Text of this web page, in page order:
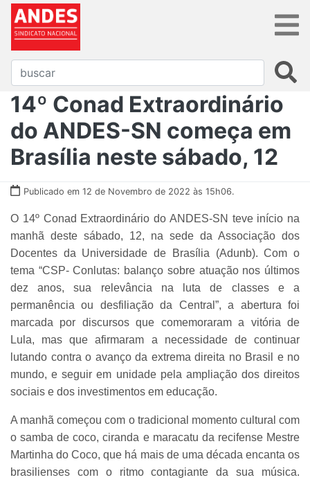
14º Conad Extraordinário
do ANDES-SN começa em
Brasília neste sábado, 12
Publicado em 12 de Novembro de 2022 às 15h06.
O 14º Conad Extraordinário do ANDES-SN teve início na
manhã deste sábado, 12, na sede da Associação dos
Docentes da Universidade de Brasília (Adunb). Com o
tema “CSP- Conlutas: balanço sobre atuação nos últimos
dez anos, sua relevância na luta de classes e a
permanência ou desfiliação da Central”, a abertura foi
marcada por discursos que comemoraram a vitória de
Lula, mas que afirmaram a necessidade de continuar
lutando contra o avanço da extrema direita no Brasil e no
mundo, e seguir em unidade pela ampliação dos direitos
sociais e dos investimentos em educação.
A manhã começou com o tradicional momento cultural com
o samba de coco, ciranda e maracatu da recifense Mestre
Martinha do Coco, que há mais de uma década encanta os
brasilienses com o ritmo contagiante da sua música.